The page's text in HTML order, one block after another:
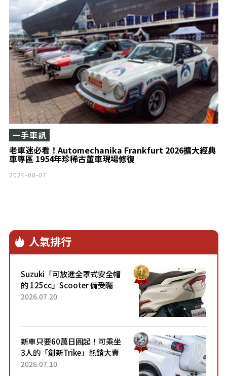
老車迷必看！Automechanika Frankfurt 2026擴大經典
車專區 1954年珍稀古董車現場修復
一手車訊
2026-08-07
人氣排行
Suzuki「可放進全罩式安全帽
的 125cc」Scooter 備受矚
目！採用全新流線設計與各項
2026.07.20
新車只要60萬日圓起！可乘坐
3人的「創新Trike」熱銷大賣
成為人氣車款！「養車成本真
2026.07.10